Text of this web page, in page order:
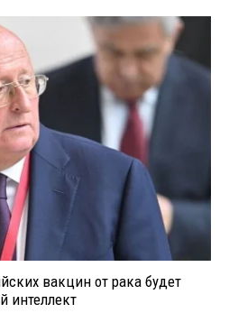
вакцин от рака будет
интеллект